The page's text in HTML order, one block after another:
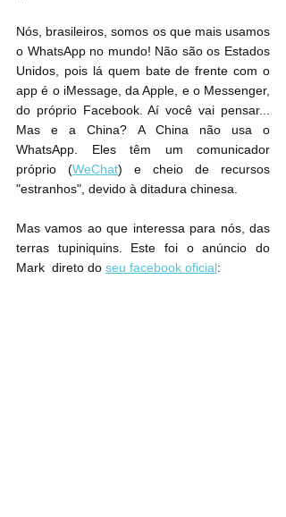
Nós, brasileiros, somos os que mais usamos
o WhatsApp no mundo! Não são os Estados
Unidos, pois lá quem bate de frente com o
app é o iMessage, da Apple, e o Messenger,
do próprio Facebook. Aí você vai pensar...
Mas e a China? A China não usa o
WhatsApp. Eles têm um comunicador
próprio (WeChat) e cheio de recursos
"estranhos", devido à ditadura chinesa.
Mas vamos ao que interessa para nós, das
terras tupiniquins. Este foi o anúncio do
Mark  direto do seu facebook oficial: